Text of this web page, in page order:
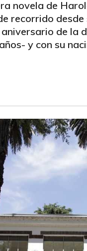
novela de
recorrido
aniversario de la
y con su